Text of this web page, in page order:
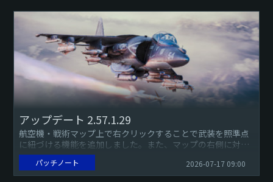
アップデート 2.57.1.29
航空機・戦術マップ上で右クリックすることで武装を照準点
に紐づける機能を追加しました。また、マップの右側に対応
するヒントが表示されます。照準点上でコンテキストメニュ
ーを開くと、紐づけ...
パッチノート 2026-07-17 09:00